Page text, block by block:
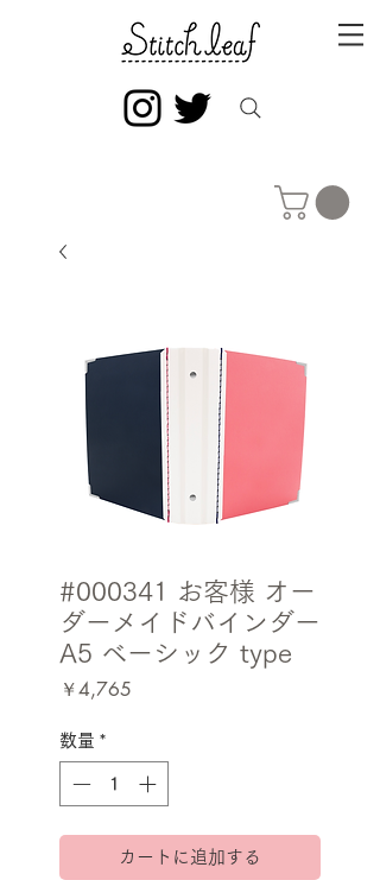
#000341 お客様 オー
ダーメイドバインダー
A5 ベーシック type
￥4,765
数量 *
カートに追加する